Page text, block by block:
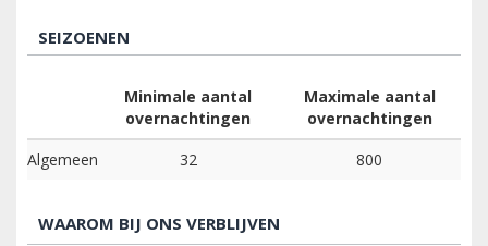
SEIZOENEN
Minimale aantal
overnachtingen
Maximale aantal
overnachtingen
Algemeen
32 800
WAAROM BIJ ONS VERBLIJVEN